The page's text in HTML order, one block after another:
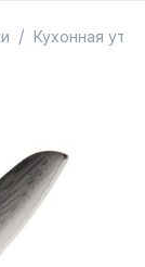
/ Кухонная